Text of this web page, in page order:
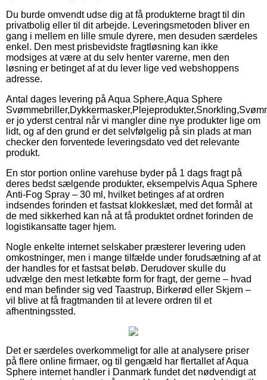
Du burde omvendt udse dig at få produkterne bragt til din
privatbolig eller til dit arbejde. Leveringsmetoden bliver en
gang i mellem en lille smule dyrere, men desuden særdeles
enkel. Den mest prisbevidste fragtløsning kan ikke
modsiges at være at du selv henter varerne, men den
løsning er betinget af at du lever lige ved webshoppens
adresse.
Antal dages levering på Aqua Sphere,Aqua Sphere
er jo yderst central når vi mangler dine nye produkter lige om
lidt, og af den grund er det selvfølgelig på sin plads at man
checker den forventede leveringsdato ved det relevante
produkt.
En stor portion online varehuse byder på 1 dags fragt på
deres bedst sælgende produkter, eksempelvis Aqua Sphere
Anti-Fog Spray – 30 ml, hvilket betinges af at ordren
indsendes forinden et fastsat klokkeslæt, med det formål at
de med sikkerhed kan nå at få produktet ordnet forinden de
logistikansatte tager hjem.
Nogle enkelte internet selskaber præsterer levering uden
omkostninger, men i mange tilfælde under forudsætning af at
der handles for et fastsat beløb. Derudover skulle du
udvælge den mest letkøbte form for fragt, der gerne – hvad
end man befinder sig ved Taastrup, Birkerød eller Skjern –
vil blive at få fragtmanden til at levere ordren til et
afhentningssted.
Det er særdeles overkommeligt for alle at analysere priser
på flere online firmaer, og til gengæld har flertallet af Aqua
Sphere internet handler i Danmark fundet det nødvendigt at